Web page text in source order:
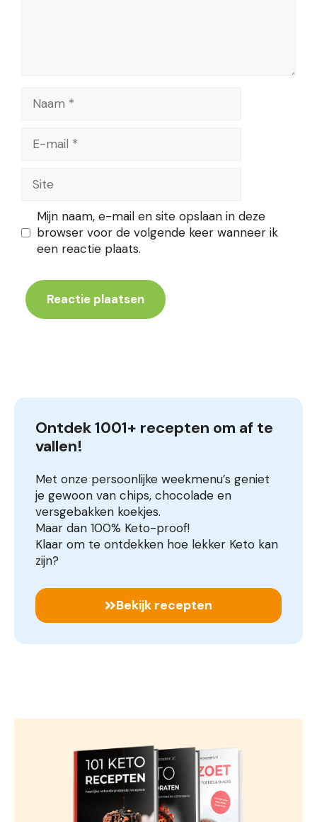
mail
Mijn naam, e-mail en site opslaan in deze
browser voor de volgende keer wanneer ik
een reactie plaats.
Ontdek 1001+ recepten om af te
vallen!
Met onze persoonlijke weekmenu’s geniet
je gewoon van chips, chocolade en
versgebakken koekjes.
Maar dan 100% Keto-proof!
Klaar om te ontdekken hoe lekker Keto kan
zijn?
Bekijk recepten